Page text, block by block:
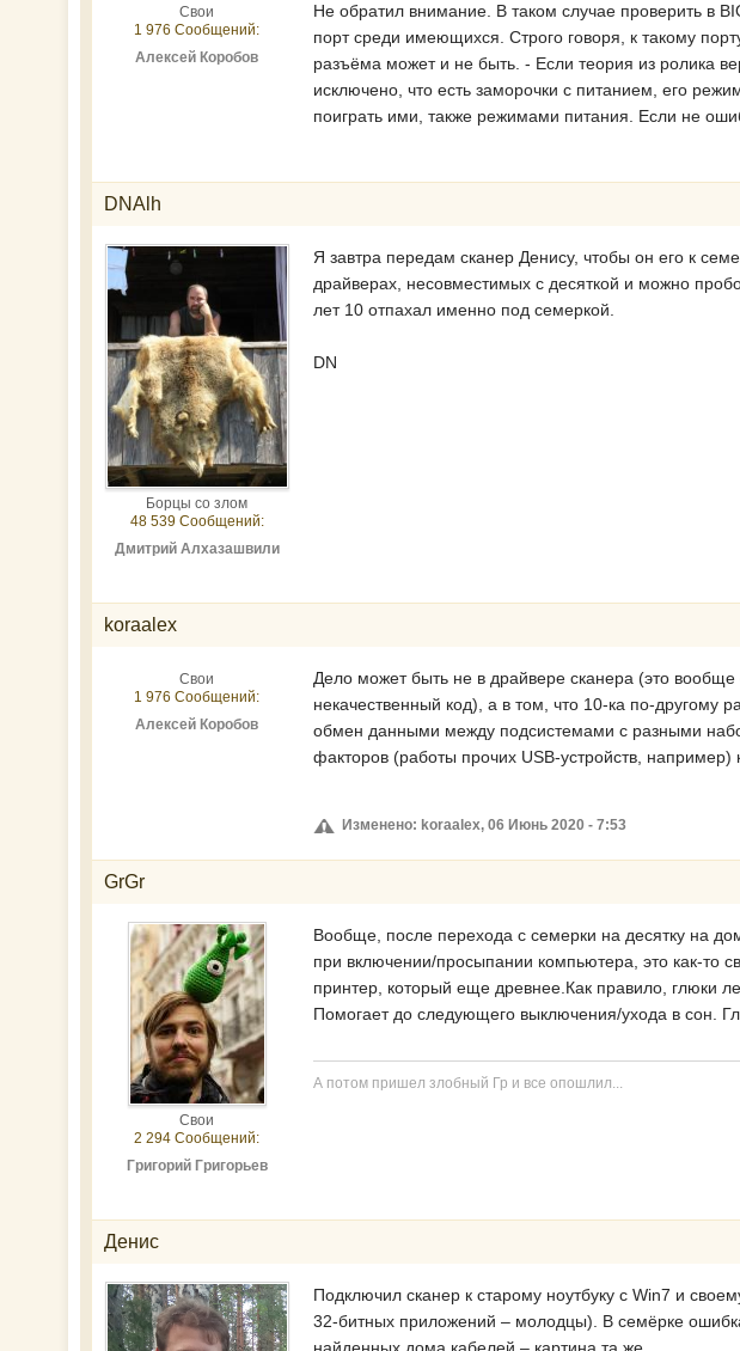
Свои
1 976 Сообщений:
Алексей Коробов
Не обратил внимание. В таком случае проверить в
порт среди имеющихся. Строго говоря, к такому
разъёма может и не быть. - Если теория из ролика
исключено, что есть заморочки с питанием, его
поиграть ими, также режимами питания. Если не
DNAlh
Борцы со злом
48 539 Сообщений:
Дмитрий Алхазашвили
Я завтра передам сканер Денису, чтобы он его к
драйверах, несовместимых с десяткой и можно
лет 10 отпахал именно под семеркой.
DN
koraalex
Свои
1 976 Сообщений:
Алексей Коробов
Дело может быть не в драйвере сканера (это
некачественный код), а в том, что 10-ка по-другому
обмен данными между подсистемами с разными
факторов (работы прочих USB-устройств,
Изменено: koraalex, 06 Июнь 2020 - 7:53
GrGr
Свои
2 294 Сообщений:
Григорий Григорьев
Вообще, после перехода с семерки на десятку на
при включении/просыпании компьютера, это как-то
принтер, который еще древнее.Как правило, глюки
Помогает до следующего выключения/ухода в сон.
А потом пришел злобный Гр и все опошлил...
Денис
Подключил сканер к старому ноутбуку с Win7 и
32-битных приложений – молодцы). В семёрке
найденных дома кабелей – картина та же.